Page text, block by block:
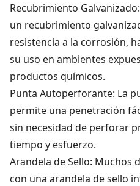
Recubrimiento
un recubrimiento
resistencia a la corrosión,
su uso en ambientes
productos químicos.
Punta Autoperforante: La
permite una penetración
sin necesidad de perforar
tiempo y esfuerzo.
Arandela de Sello: Muchos
con una arandela de sello